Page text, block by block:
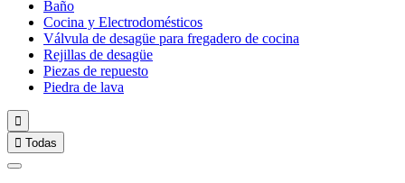
Baño
Cocina y Electrodomésticos
Válvula de desagüe para fregadero de cocina
Rejillas de desagüe
Piezas de repuesto
Piedra de lava

 Todas